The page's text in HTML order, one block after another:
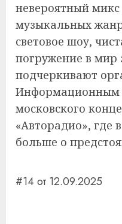
невероятный
музыкальных
световое шоу,
погружение в мир
подчеркивают
Информационным
московского
«Авторадио», где
больше о
#14 от 12.09.2025